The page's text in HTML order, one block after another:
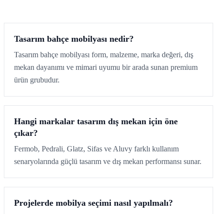
Tasarım bahçe mobilyası nedir?
Tasarım bahçe mobilyası form, malzeme, marka değeri, dış
mekan dayanımı ve mimari uyumu bir arada sunan premium
ürün grubudur.
Hangi markalar tasarım dış mekan için öne
çıkar?
Fermob, Pedrali, Glatz, Sifas ve Aluvy farklı kullanım
senaryolarında güçlü tasarım ve dış mekan performansı sunar.
Projelerde mobilya seçimi nasıl yapılmalı?